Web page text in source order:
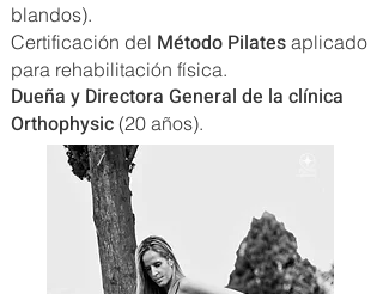
blandos).
Certificación del Método Pilates aplicado
para rehabilitación física.
Dueña y Directora General de la clínica
Orthophysic (20 años).